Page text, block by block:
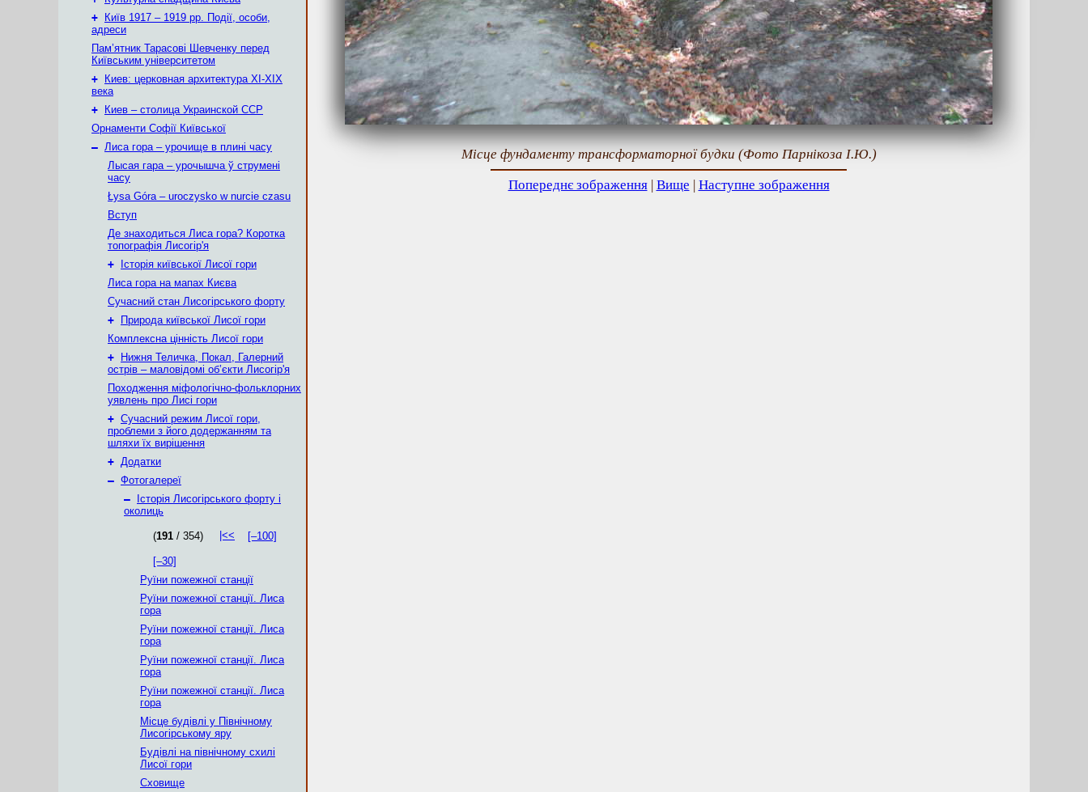
+
Київ 1917 – 1919 рр. Події, особи,
адреси
Пам’ятник Тарасові Шевченку перед
Київським університетом
+
Киев: церковная архитектура XI-XIX
века
+
Киев – столица Украинской ССР
Орнаменти Софії Київської
– Лиса гора – урочище в плині часу
Лысая гара – урочышча ў струмені
часу
Łysa Góra – uroczysko w nurcie czasu
Вступ
Де знаходиться Лиса гора? Коротка
топографія Лисогір'я
+
Історія київської Лисої гори
Лиса гора на мапах Києва
Сучасний стан Лисогірського форту
+
Природа київської Лисої гори
Комплексна цінність Лисої гори
+
Нижня Теличка, Покал, Галерний
острів – маловідомі об’єкти Лисогір'я
Походження міфологічно-фольклорних
уявлень про Лисі гори
+ Сучасний режим Лисої гори,
проблеми з його додержанням та
шляхи їх вирішення
+ Додатки
– Фотогалереї
–
Історія Лисогірського форту і
околиць
(191 / 354) |<< [–100]
[–30]
Руїни пожежної станції
Руїни пожежної станції. Лиса
гора
Руїни пожежної станції. Лиса
гора
Руїни пожежної станції. Лиса
гора
Руїни пожежної станції. Лиса
гора
Місце будівлі у Північному
Лисогірському яру
Будівлі на північному схилі
Лисої гори
Сховище
Місце фундаменту трансформаторної будки (Фото Парнікоза І.Ю.)
Попереднє зображення| Вище | Наступне зображення